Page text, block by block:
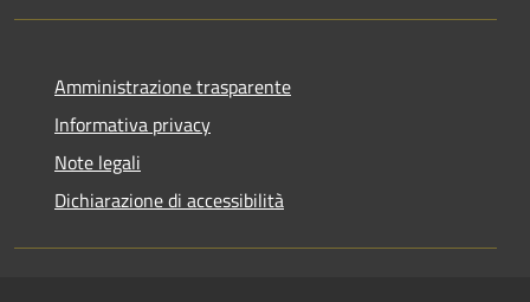
Amministrazione trasparente
Informativa privacy
Note legali
Dichiarazione di accessibilità